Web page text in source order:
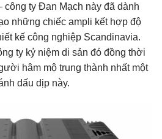
công ty Đan Mạch này đã dành
những chiếc ampli kết hợp độ
kế công nghiệp Scandinavia.
ty kỷ niệm di sản đó đồng thời
hâm mộ trung thành nhất một
dấu dịp này.